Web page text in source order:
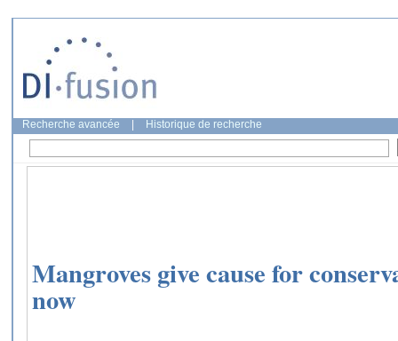
Recherche avancée Historique de recherche
Mangroves give cause for
now